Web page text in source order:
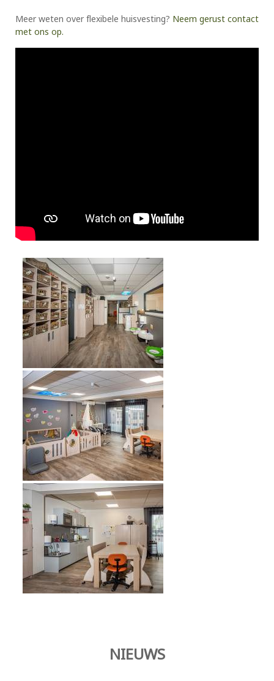
Meer weten over flexibele huisvesting? Neem gerust contact
met ons op.
NIEUWS